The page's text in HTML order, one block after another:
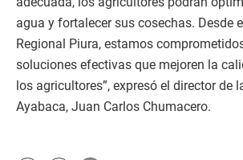
agua y fortalecer sus cosechas. Desde
Regional Piura, estamos
soluciones efectivas que mejoren la
los agricultores”, expresó el director de
Ayabaca, Juan Carlos Chumacero.